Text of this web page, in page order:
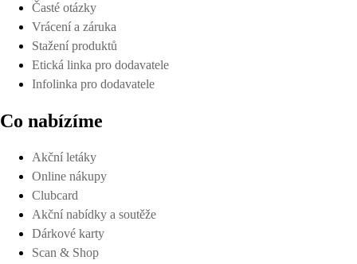
Časté otázky
Vrácení a záruka
Stažení produktů
Etická linka pro dodavatele
Infolinka pro dodavatele
Co nabízíme
Akční letáky
Online nákupy
Clubcard
Akční nabídky a soutěže
Dárkové karty
Scan & Shop